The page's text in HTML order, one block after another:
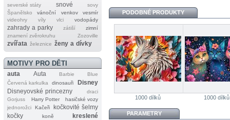
severské státy snové
sovy
Španělsko
vánoční venkov
vesmír
videohry
víly vlci vodopády
zahrady a parky zátiší
zimní
znamení zvěrokruhu
Zozoville
zvířata železnice ženy a dívky
MOTIVY PRO DĚTI
auta Auta Barbie
Blue
Červená karkulka
dinosauři
Disney
Disneyovské princezny
draci
Gorjuss
Harry Potter
hasičské vozy
jednorožci
Kačeři
kočkovité šelmy
kočky
koně kreslené
PODOBNÉ PRODUKTY
1000 dílků 1000 dílků
PARAMETRY